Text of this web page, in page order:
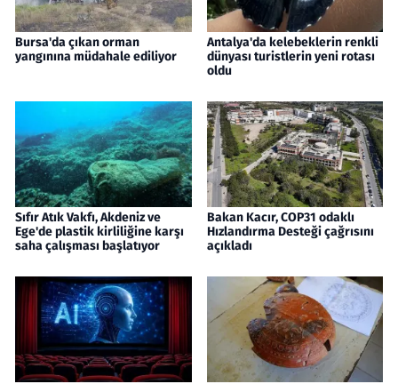
Bursa'da çıkan orman
yangınına müdahale ediliyor
Antalya'da kelebeklerin renkli
dünyası turistlerin yeni rotası
oldu
Sıfır Atık Vakfı, Akdeniz ve
Ege'de plastik kirliliğine karşı
saha çalışması başlatıyor
Bakan Kacır, COP31 odaklı
Hızlandırma Desteği çağrısını
açıkladı